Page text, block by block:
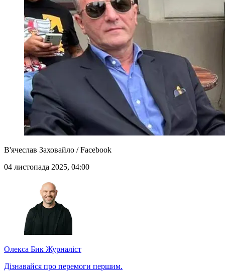
В'ячеслав Заховайло / Facebook
04 листопада 2025, 04:00
Олекса Бик Журналіст
Дізнавайся про перемоги першим.